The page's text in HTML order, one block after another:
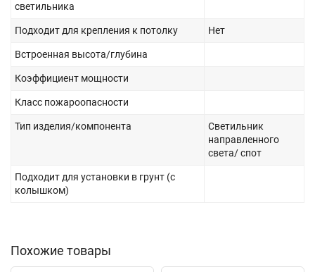
светильника
Подходит для крепления к потолку Нет
Встроенная высота/глубина
Коэффициент мощности
Класс пожароопасности
Тип изделия/компонента
Светильник
направленного
света/ спот
Подходит для установки в грунт (с
колышком)
Похожие товары